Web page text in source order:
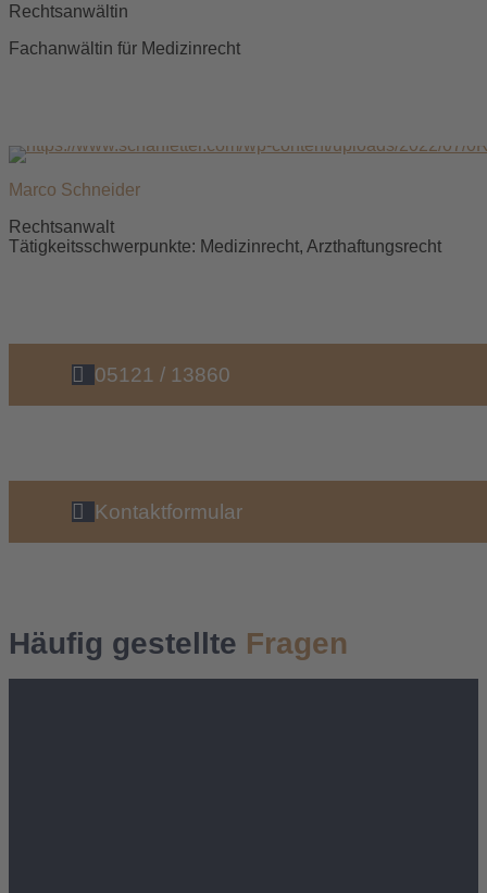
Rechtsanwältin
Fachanwältin für Medizinrecht
Marco Schneider
Rechtsanwalt
Tätigkeitsschwerpunkte: Medizinrecht, Arzthaftungsrecht
05121 / 13860
Kontaktformular
Häufig gestellte Fragen